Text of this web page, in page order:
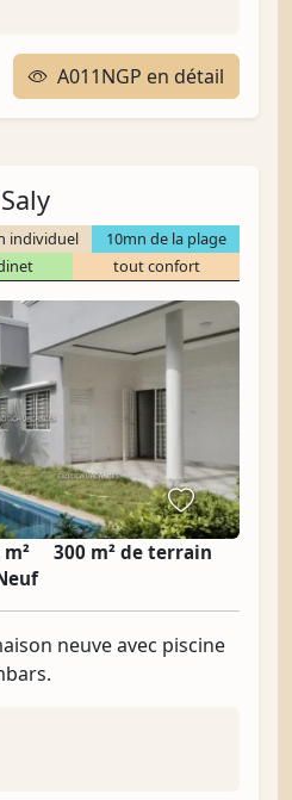
A011NGP en détail
individuel
10mn de la plage
tout confort
300 m² de terrain
neuve avec piscine